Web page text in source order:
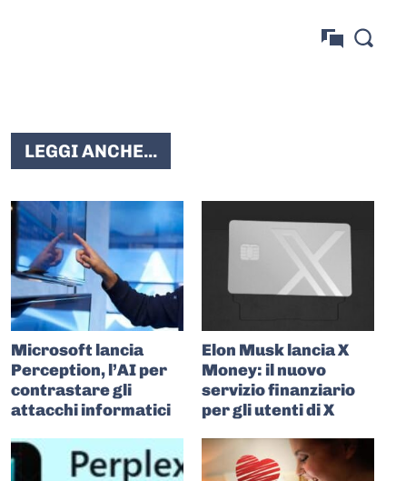
LEGGI ANCHE...
Microsoft lancia
Perception, l’AI per
contrastare gli
attacchi informatici
Elon Musk lancia X
Money: il nuovo
servizio finanziario
per gli utenti di X